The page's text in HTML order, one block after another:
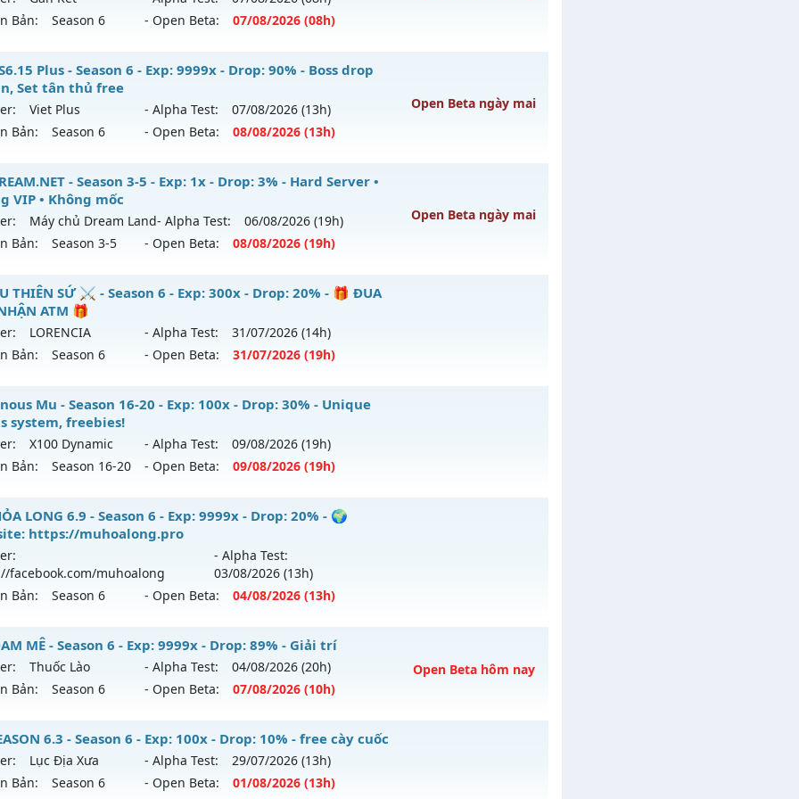
500x - Drop: 20%
loại: Mu Nguyên bản Webzen
X-Team
Bản:
Season 6 - Open Beta: 07/08/2026 (08h)
Vĩnh Cửu - Săn Box ném đồ Full - Tặng VIP CODE
mới ra tháng 08 2026 - Mở máy chủGắn Kếtvào 08h ngày 07/08/2626
9999x - Drop: 90%
loại: Mu Nguyên bản Webzen
ICMPROTECT ✅ 🔴 ✨ ⚡️
Plus - Season 6 - Exp: 9999x - Drop: 90% - Boss drop
Set tân thủ free
Viet Plus - Alpha Test: 07/08/2026 (13h)
Bản:
Season 6 - Open Beta: 08/08/2026 (13h)
Open Beta ngày mai
SS6.15 Plus - Boss drop 1h/lần, Set tân thủ free
mới ra tháng 08 2026 - Mở máy chủViet Plus vào 13h ngày 08/08/2626
9999x - Drop: 90%
loại: Mu Bán Đồ Full Trong Shop
Phoenix chống hack mới
- Season 3-5 - Exp: 1x - Drop: 3% - Hard Server •
VIP • Không mốc
Máy chủ Dream Land- Alpha Test: 06/08/2026 (19h)
Bản:
Season 3-5 - Open Beta: 08/08/2026 (19h)
Open Beta ngày mai
- Hard Server • Không VIP • Không mốc
mới ra tháng 08 2026 - Mở máy chủ Máy chủ Dream Land
2626
reset: Non Reset
loại: Mu Nguyên bản Webzen
Chống Hack/ Dupe 100%
THIÊN SỨ ⚔️ - Season 6 - Exp: 300x - Drop: 20% - 🎁 ĐUA
ATM 🎁
LORENCIA - Alpha Test: 31/07/2026 (14h)
Bản:
Season 6 - Open Beta: 31/07/2026 (19h)
THIÊN SỨ ⚔️ - 🎁 ĐUA TOP NHẬN ATM 🎁
mới ra tháng 07 2026 - Mở máy chủLORENCIA vào 19h ngày 31/07/2626
300x - Drop: 20%
loại: Mu Nguyên bản Webzen
BDCAM
Mu - Season 16-20 - Exp: 100x - Drop: 30% - Unique
system, freebies!
X100 Dynamic - Alpha Test: 09/08/2026 (19h)
Bản:
Season 16-20 - Open Beta: 09/08/2026 (19h)
Mu - Unique resets system, freebies!
mới ra tháng 08 2026 - Mở máy chủ
X100 Dynamic
100x - Drop: 30%
loại: Mu Nguyên bản Webzen
Yes
LONG 6.9 - Season 6 - Exp: 9999x - Drop: 20% - 🌍
https://muhoalong.pro
facebook.com/muhoalong
- Alpha Test:
03/08/2026 (13h)
Bản:
Season 6 - Open Beta: 04/08/2026 (13h)
LONG 6.9 - 🌍 Website: https://muhoalong.pro
ra tháng 08 2026 - Mở máy chủ https://facebook.com/muhoalong vào 13h
08/2626
Non Reset
Mu Nguyên bản Webzen
MÊ - Season 6 - Exp: 9999x - Drop: 89% - Giải trí
Thuốc Lào - Alpha Test: 04/08/2026 (20h)
Bản:
Season 6 - Open Beta: 07/08/2026 (10h)
Open Beta hôm nay
ĐAM MÊ - Giải trí
mới ra tháng 08 2026 - Mở máy chủThuốc Làovào 10h ngày 07/08/2626
6.3 - Season 6 - Exp: 100x - Drop: 10% - free cày cuốc
Lục Địa Xưa - Alpha Test: 29/07/2026 (13h)
Bản:
Season 6 - Open Beta: 01/08/2026 (13h)